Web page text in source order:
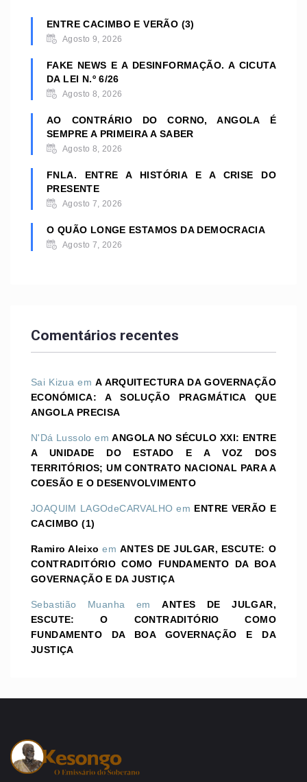
ENTRE CACIMBO E VERÃO (3)
Agosto 9, 2026
FAKE NEWS E A DESINFORMAÇÃO. A CICUTA
DA LEI N.º 6/26
Agosto 8, 2026
AO CONTRÁRIO DO CORNO, ANGOLA É
SEMPRE A PRIMEIRA A SABER
Agosto 8, 2026
FNLA. ENTRE A HISTÓRIA E A CRISE DO
PRESENTE
Agosto 7, 2026
O QUÃO LONGE ESTAMOS DA DEMOCRACIA
Agosto 7, 2026
Comentários recentes
Sai Kizua emA ARQUITECTURA DA GOVERNAÇÃO
ECONÓMICA: A SOLUÇÃO PRAGMÁTICA QUE
ANGOLA PRECISA
N'Dá Lussolo emANGOLA NO SÉCULO XXI: ENTRE
A UNIDADE DO ESTADO E A VOZ DOS
TERRITÓRIOS; UM CONTRATO NACIONAL PARA A
COESÃO E O DESENVOLVIMENTO
JOAQUIM LAGOdeCARVALHO em ENTRE VERÃO E
CACIMBO (1)
Ramiro Aleixo emANTES DE JULGAR, ESCUTE: O
CONTRADITÓRIO COMO FUNDAMENTO DA BOA
GOVERNAÇÃO E DA JUSTIÇA
Sebastião Muanha emANTES DE JULGAR,
ESCUTE: O CONTRADITÓRIO COMO
FUNDAMENTO DA BOA GOVERNAÇÃO E DA
JUSTIÇA